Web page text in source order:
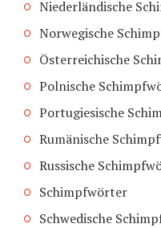
Niederländische
Norwegische
Österreichische
Polnische
Portugiesische
Rumänische
Russische
Schimpfwörter
Schwedische